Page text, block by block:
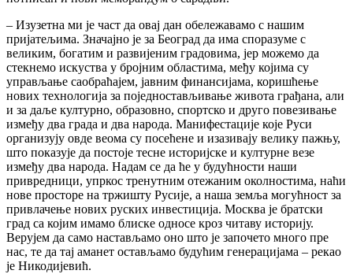
– Изузетна ми је част да овај дан обележавамо с нашим
пријатељима. Значајно је за Београд да има споразуме с
великим, богатим и развијеним градовима, јер можемо да
стекнемо искуства у бројним областима, међу којима су
управљање саобраћајем, јавним финансијама, коришћење
нових технологија за поједностављивање живота грађана, али
и за даље културно, образовно, спортско и друго повезивање
између два града и два народа. Манифестације које Руси
организују овде веома су посећене и изазивају велику пажњу,
што показује да постоје тесне историјске и културне везе
између два народа. Надам се да ће у будућности наши
привредници, упркос тренутним отежаним околностима, наћи
нове просторе на тржишту Русије, а наша земља могућност за
привлачење нових руских инвестиција. Москва је братски
град са којим имамо блиске односе кроз читаву историју.
Верујем да само настављамо оно што је започето много пре
нас, те да тај аманет остављамо будућим генерацијама – рекао
је Никодијевић.